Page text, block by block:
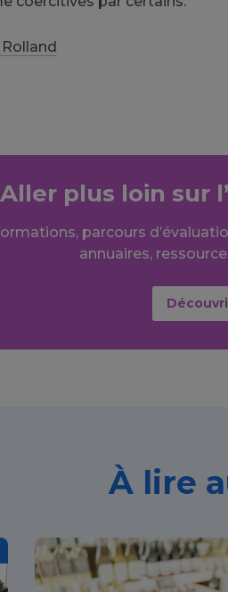
Aller plus loin sur
parcours
annuaires,
À lire